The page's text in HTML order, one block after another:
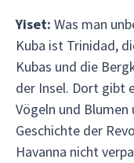
Yiset: Was man
Kuba ist Trinidad,
Kubas und die
der Insel. Dort gibt
Vögeln und
Geschichte der
Havanna nicht